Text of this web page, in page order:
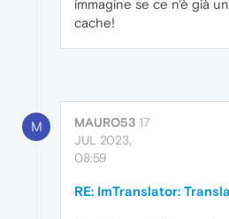
immagine se ce n'è già
cache!
M MAURO53 17
JUL 2023,
08:59
RE: ImTranslator: